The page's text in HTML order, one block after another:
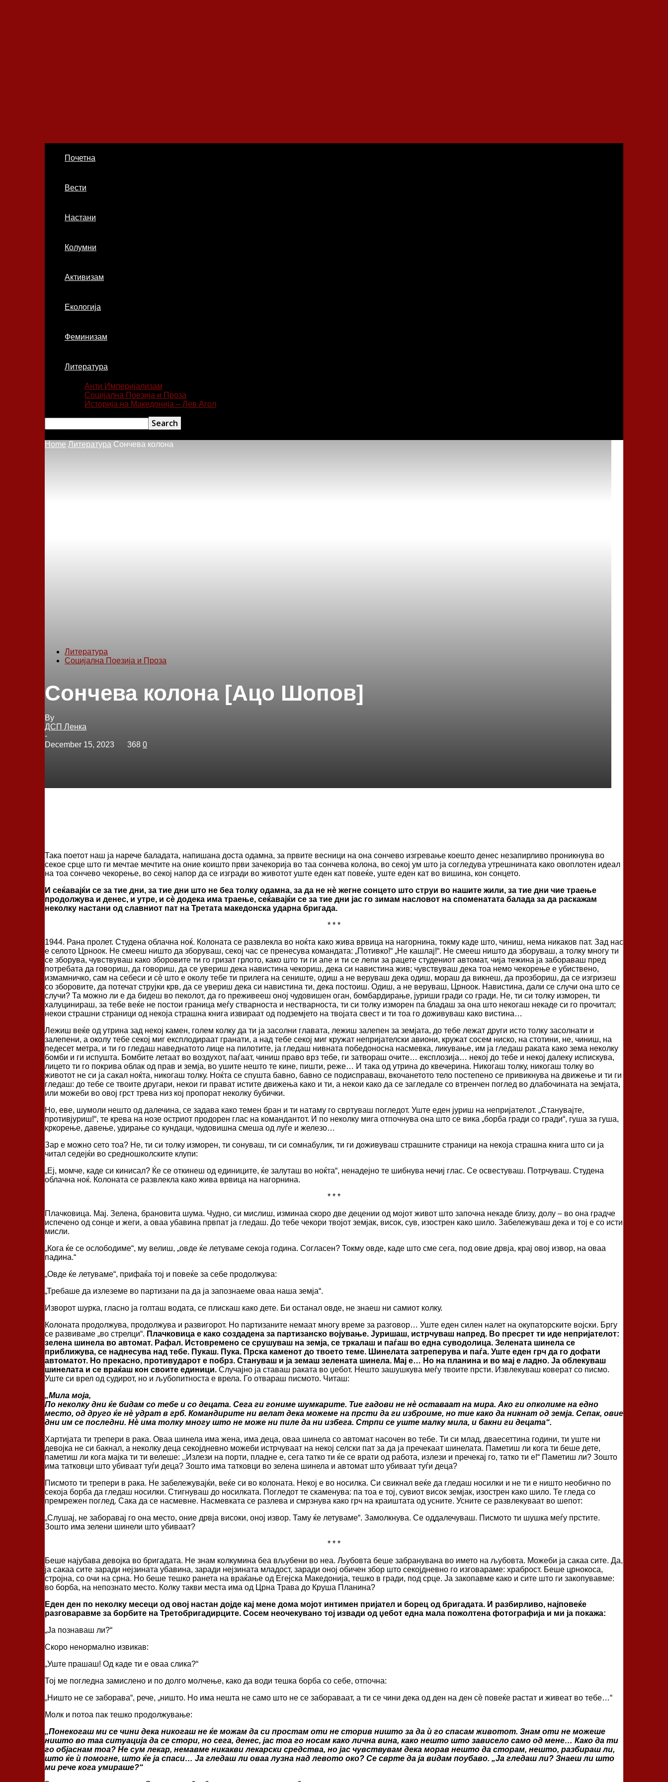
ДСП
Ленка
Почетна
Вести
Настани
Колумни
Активизам
Екологија
Феминизам
Литература
Анти Империјализам
Социјална Поезија и Проза
Историја на Македонија – Лев Агол
Home Литература Сончева колона
Литература
Социјална Поезија и Проза
Сончева колона [Ацо Шопов]
By
ДСП Ленка
-
December 15, 2023
368 0
Така поетот наш ја нарече баладата, напишана доста одамна, за првите весници на она сончево изгревање коешто денес незапирливо проникнува во
секое срце што ги мечтае мечтите на оние коишто први зачекорија во таа сончева колона, во секој ум што ја согледува утрешнината како овоплотен идеал
на тоа сончево чекорење, во секој напор да се изгради во животот уште еден кат повеќе, уште еден кат во вишина, кон сонцето.
И сеќавајќи се за тие дни, за тие дни што не беа толку одамна, за да не нѐ жегне сонцето што струи во нашите жили, за тие дни чие траење
продолжува и денес, и утре, и сѐ додека има траење, сеќавајќи се за тие дни јас го зимам насловот на споменатата балада за да раскажам
неколку настани од славниот пат на Третата македонска ударна бригада.
* * *
1944. Рана пролет. Студена облачна ноќ. Колоната се развлекла во ноќта како жива врвица на нагорнина, токму каде што, чиниш, нема никаков пат. Зад нас
е селото Црноок. Не смееш ништо да зборуваш, секој час се пренесува командата: „Потивко!“ „Не кашлај!“. Не смееш ништо да зборуваш, а толку многу ти
се зборува, чувствуваш како зборовите ти го гризат грлото, како што ти ги апе и ти се лепи за рацете студениот автомат, чија тежина ја забораваш пред
потребата да говориш, да говориш, да се увериш дека навистина чекориш, дека си навистина жив; чувствуваш дека тоа немо чекорење е убиствено,
измамничко, сам на себеси и сѐ што е околу тебе ти прилега на сениште, одиш а не веруваш дека одиш, мораш да викнеш, да прозбориш, да се изгризеш
со зборовите, да потечат струјки крв, да се увериш дека си навистина ти, дека постоиш. Одиш, а не веруваш, Црноок. Навистина, дали се случи она што се
случи? Та можно ли е да бидеш во пеколот, да го преживееш оној чудовишен оган, бомбардирање, јуриши гради со гради. Не, ти си толку изморен, ти
халуцинираш, за тебе веќе не постои граница меѓу стварноста и нестварноста, ти си толку изморен па бладаш за она што некогаш некаде си го прочитал;
некои страшни страници од некоја страшна книга извираат од подземјето на твојата свест и ти тоа го доживуваш како вистина…
Лежиш веќе од утрина зад некој камен, голем колку да ти ја засолни главата, лежиш залепен за земјата, до тебе лежат други исто толку засолнати и
залепени, а околу тебе секој миг експлодираат гранати, а над тебе секој миг кружат непријателски авиони, кружат сосем ниско, на стотини, не, чиниш, на
педесет метра, и ти го гледаш наведнатото лице на пилотите, ја гледаш нивната победоносна насмевка, ликување, им ја гледаш раката како зема неколку
бомби и ги испушта. Бомбите летаат во воздухот, паѓаат, чиниш право врз тебе, ги затвораш очите… експлозија… некој до тебе и некој далеку испискува,
лицето ти го покрива облак од прав и земја, во ушите нешто те кине, пишти, реже… И така од утрина до квечерина. Никогаш толку, никогаш толку во
животот не си ја сакал ноќта, никогаш толку. Ноќта се спушта бавно, бавно се подисправаш, вкочанетото тело постепено се привикнува на движење и ти ги
гледаш: до тебе се твоите другари, некои ги прават истите движења како и ти, а некои како да се загледале со втренчен поглед во длабочината на земјата,
или можеби во овој грст трева низ кој пропорат неколку бубички.
Но, еве, шумоли нешто од далечина, се задава како темен бран и ти натаму го свртуваш погледот. Уште еден јуриш на непријателот. „Станувајте,
противјуриш!“, те крева на нозе остриот продорен глас на командантот. И по неколку мига отпочнува она што се вика „борба гради со гради“, гуша за гуша,
кркорење, давење, удирање со кундаци, чудовишна смеша од луѓе и железо…
Зар е можно сето тоа? Не, ти си толку изморен, ти сонуваш, ти си сомнабулик, ти ги доживуваш страшните страници на некоја страшна книга што си ја
читал седејќи во средношколските клупи:
„Еј, момче, каде си кинисал? Ќе се откинеш од единиците, ќе залуташ во ноќта“, ненадејно те шибнува нечиј глас. Се освестуваш. Потрчуваш. Студена
облачна ноќ. Колоната се развлекла како жива врвица на нагорнина.
* * *
Плачковица. Мај. Зелена, брановита шума. Чудно, си мислиш, изминаа скоро две децении од мојот живот што започна некаде близу, долу – во она градче
испечено од сонце и жеги, а оваа убавина првпат ја гледаш. До тебе чекори твојот земјак, висок, сув, изострен како шило. Забележуваш дека и тој е со исти
мисли.
„Кога ќе се ослободиме“, му велиш, „овде ќе летуваме секоја година. Согласен? Токму овде, каде што сме сега, под овие дрвја, крај овој извор, на оваа
падина.“
„Овде ќе летуваме“, прифаќа тој и повеќе за себе продолжува:
„Требаше да излеземе во партизани па да ја запознаеме оваа наша земја“.
Изворот шурка, гласно ја голташ водата, се плискаш како дете. Би останал овде, не знаеш ни самиот колку.
Колоната продолжува, продолжува и развигорот. Но партизаните немаат многу време за разговор… Уште еден силен налет на окупаторските војски. Бргу
се развиваме „во стрелци“. Плачковица е како создадена за партизанско војување. Јуришаш, истрчуваш напред. Во пресрет ти иде непријателот:
зелена шинела во автомат. Рафал. Истовремено се срушуваш на земја, се тркалаш и паѓаш во една суводолица. Зелената шинела се
приближува, се наднесува над тебе. Пукаш. Пука. Прска каменот до твоето теме. Шинелата затреперува и паѓа. Уште еден грч да го дофати
автоматот. Но прекасно, противударот е побрз. Стануваш и ја земаш зелената шинела. Мај е… Но на планина и во мај е ладно. Ја облекуваш
шинелата и се враќаш кон своите единици. Случајно ја ставаш раката во џебот. Нешто зашушкува меѓу твоите прсти. Извлекуваш коверат со писмо.
Уште си врел од судирот, но и љубопитноста е врела. Го отвараш писмото. Читаш:
„Мила моја,
По неколку дни ќе бидам со тебе и со децата. Сега ги гониме шумкарите. Тие гадови не нѐ оставаат на мира. Ако ги опколиме на едно
место, од друго ќе нѐ удрат в грб. Командирите ни велат дека можеме на прсти да ги изброиме, но тие како да никнат од земја. Сепак, овие
дни им се последни. Нѐ има толку многу што не може ни пиле да ни избега. Стрпи се уште малку мила, и бакни ги децата“.
Хартијата ти трепери в рака. Оваа шинела има жена, има деца, оваа шинела со автомат насочен во тебе. Ти си млад, дваесеттина години, ти уште ни
девојка не си бакнал, а неколку деца секојдневно можеби истрчуваат на некој селски пат за да ја пречекаат шинелата. Паметиш ли кога ти беше дете,
паметиш ли кога мајка ти ти велеше: ,,Излези на порти, пладне е, сега татко ти ќе се врати од работа, излези и пречекај го, татко ти е!“ Паметиш ли? Зошто
има татковци што убиваат туѓи деца? Зошто има татковци во зелена шинела и автомат што убиваат туѓи деца?
Писмото ти трепери в рака. Не забележувајќи, веќе си во колоната. Некој е во носилка. Си свикнал веќе да гледаш носилки и не ти е ништо необично по
секоја борба да гледаш носилки. Стигнуваш до носилката. Погледот те скаменува: па тоа е тој, сувиот висок земјак, изострен како шило. Те гледа со
премрежен поглед. Сака да се насмевне. Насмевката се разлева и смрзнува како грч на краиштата од усните. Усните се развлекуваат во шепот:
„Слушај, не заборавај го она место, оние дрвја високи, оној извор. Таму ќе летуваме“. Замолкнува. Се оддалечуваш. Писмото ти шушка меѓу прстите.
Зошто има зелени шинели што убиваат?
* * *
Беше најубава девојка во бригадата. Не знам колкумина беа вљубени во неа. Љубовта беше забранувана во името на љубовта. Можеби ја сакаа сите. Да,
ја сакаа сите заради нејзината убавина, заради нејзината младост, заради оној обичен збор што секојдневно го изговараме: храброст. Беше црнокоса,
стројна, со очи на срна. Но беше тешко ранета на враќање од Егејска Македонија, тешко в гради, под срце. Ја закопавме како и сите што ги закопувавме:
во борба, на непознато место. Колку такви места има од Црна Трава до Круша Планина?
Еден ден по неколку месеци од овој настан дојде кај мене дома мојот интимен пријател и борец од бригадата. И разбирливо, најповеќе
разговаравме за борбите на Третобригадирците. Сосем неочекувано тој извади од џебот една мала пожолтена фотографија и ми ја покажа:
„Ја познаваш ли?“
Скоро ненормално извикав:
„Уште прашаш! Од каде ти е оваа слика?“
Тој ме погледна замислено и по долго молчење, како да води тешка борба со себе, отпочна:
„Ништо не се заборава“, рече, „ништо. Но има нешта не само што не се забораваат, а ти се чини дека од ден на ден сѐ повеќе растат и живеат во тебе…“
Молк и потоа пак тешко продолжување:
„Понекогаш ми се чини дека никогаш не ќе можам да си простам оти не сторив ништо за да ѝ го спасам животот. Знам оти не можеше
ништо во таа ситуација да се стори, но сега, денес, јас тоа го носам како лична вина, како нешто што зависело само од мене… Како да ти
го објаснам тоа? Не сум лекар, немавме никакви лекарски средства, но јас чувствувам дека морав нешто да сторам, нешто, разбираш ли,
што ќе ѝ помогне, што ќе ја спаси… Ја гледаш ли оваа лузна над левото око? Се сврте да ја видам поубаво. „Ја гледаш ли? Знаеш ли што
ми рече кога умираше?“